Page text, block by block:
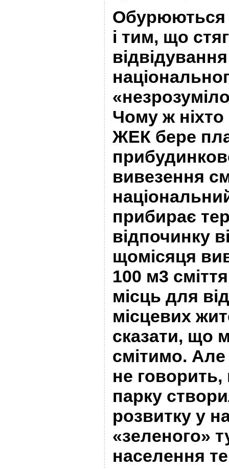
Обурюються
і тим, що
Чому ж
ЖЕК бере
вивезення
прибирає
відпочинку
щомісяця
100 м3
місць для
місцевих
сказати, що
смітимо.
не
парку
розвитку у
«зеленого»
населення